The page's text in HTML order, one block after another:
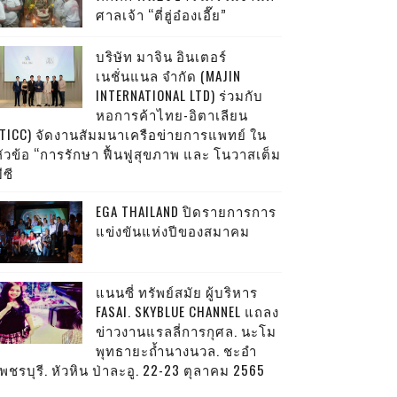
ศาลเจ้า “ตี่ฮู่อ๋องเอี๊ย”
บริษัท มาจิน อินเตอร์
เนชั่นแนล จำกัด (MAJIN
INTERNATIONAL LTD) ร่วมกับ
หอการค้าไทย-อิตาเลียน
จัดงานสัมมนาเครือข่ายการแพทย์ ใน
ข้อ “การรักษา ฟื้นฟูสุขภาพ และ โนวาสเต็ม
EGA THAILAND ปิดรายการการ
แข่งขันแห่งปีของสมาคม
แนนซี่ ทรัพย์สมัย ผู้บริหาร
FASAI. SKYBLUE CHANNEL แถลง
ข่าวงานแรลลี่การกุศล. นะโม
พุทธายะถ้ำนางนวล. ชะอำ
ชรบุรี. หัวหิน ป่าละอู. 22-23 ตุลาคม 2565